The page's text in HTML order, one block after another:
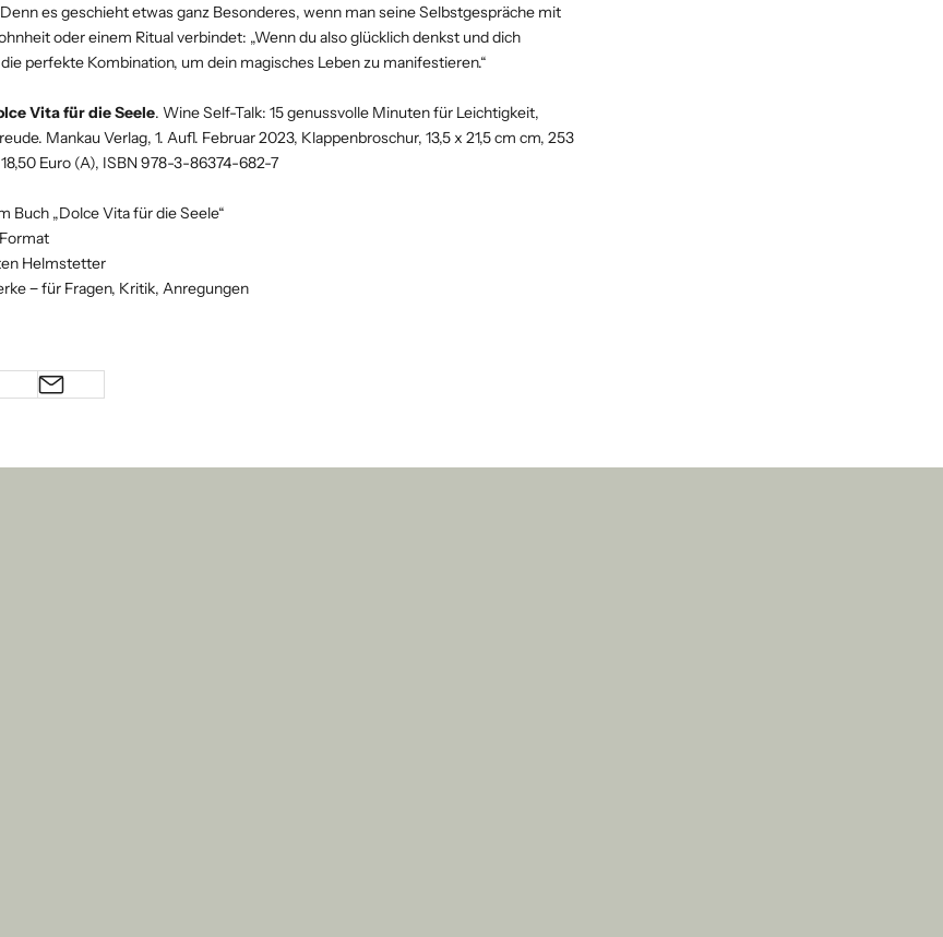
es geschieht etwas ganz Besonderes, wenn man seine Selbstgespräche mit
oder einem Ritual verbindet: „Wenn du also glücklich denkst und dich
perfekte Kombination, um dein magisches Leben zu manifestieren.“
Vita für die Seele. Wine Self-Talk: 15 genussvolle Minuten für Leichtigkeit,
Mankau Verlag, 1. Aufl. Februar 2023, Klappenbroschur, 13,5 x 21,5 cm cm, 253
Euro (A), ISBN 978-3-86374-682-7
Buch „Dolce Vita für die Seele“
Helmstetter
− für Fragen, Kritik, Anregungen